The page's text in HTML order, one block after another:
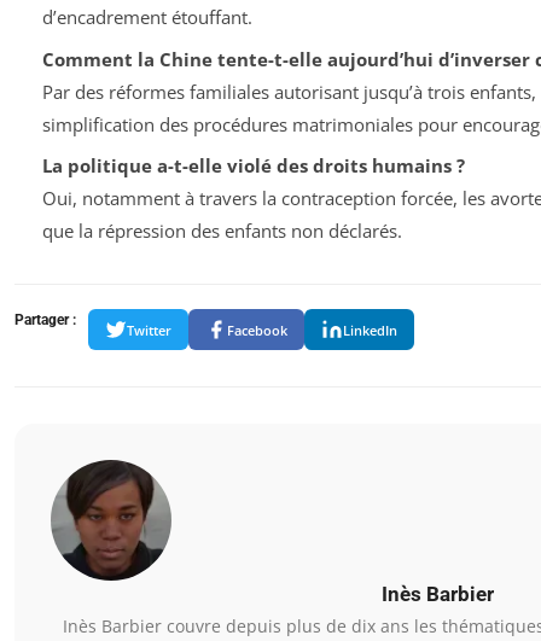
d’encadrement étouffant.
Comment la Chine tente-t-elle aujourd’hui d’inverser
Par des réformes familiales autorisant jusqu’à trois
simplification des procédures matrimoniales pour
La politique a-t-elle violé des droits humains ?
Oui, notamment à travers la contraception forcée, les
que la répression des enfants non déclarés.
Partager :
Twitter Facebook LinkedIn
Inès Barbier
Inès Barbier couvre depuis plus de dix ans les